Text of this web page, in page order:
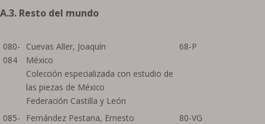
A.3. Resto del mundo
080-
084
Cuevas Aller, Joaquín
México
Colección especializada con estudio de
las piezas de México
Federación Castilla y León
68-P
085- Fernández Pestana, Ernesto 80-VG